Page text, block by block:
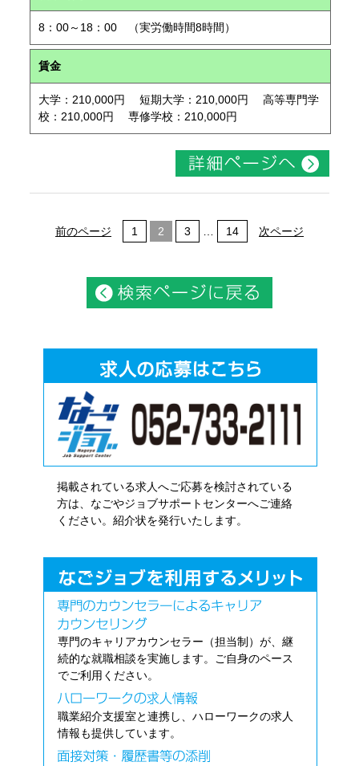
8：00～18：00 （実労働時間8時間）
賃金
大学：210,000円 短期大学：210,000円 高等専門学
校：210,000円 専修学校：210,000円
前のページ 1 2 3 14 次ページ
掲載されている求人へご応募を検討されている
方は、なごやジョブサポートセンターへご連絡
ください。紹介状を発行いたします。
専門のキャリアカウンセラー（担当制）が、継
続的な就職相談を実施します。ご自身のペース
でご利用ください。
職業紹介支援室と連携し、ハローワークの求人
情報も提供しています。